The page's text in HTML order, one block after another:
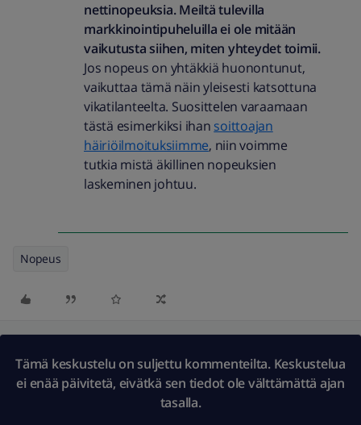
nettinopeuksia. Meiltä tulevilla
markkinointipuheluilla ei ole mitään
vaikutusta siihen, miten yhteydet toimii.
Jos nopeus on yhtäkkiä huonontunut,
vaikuttaa tämä näin yleisesti katsottuna
vikatilanteelta. Suosittelen varaamaan
tästä esimerkiksi ihan soittoajan
häiriöilmoituksiimme, niin voimme
tutkia mistä äkillinen nopeuksien
laskeminen johtuu.
Nopeus
Tämä keskustelu on suljettu kommenteilta. Keskustelua
ei enää päivitetä, eivätkä sen tiedot ole välttämättä ajan
tasalla.